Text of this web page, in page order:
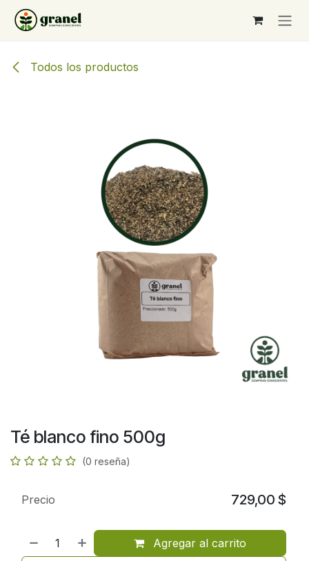
Ir al contenido
Todos los productos
Té blanco fino 500g
(0 reseña)
Agregar al carrito
Precio 729,00 $